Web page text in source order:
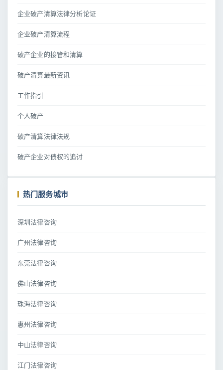
企业破产清算法律分析论证
企业破产清算流程
破产企业的接管和清算
破产清算最新资讯
工作指引
个人破产
破产清算法律法规
破产企业对债权的追讨
热门服务城市
深圳法律咨询
广州法律咨询
东莞法律咨询
佛山法律咨询
珠海法律咨询
惠州法律咨询
中山法律咨询
江门法律咨询